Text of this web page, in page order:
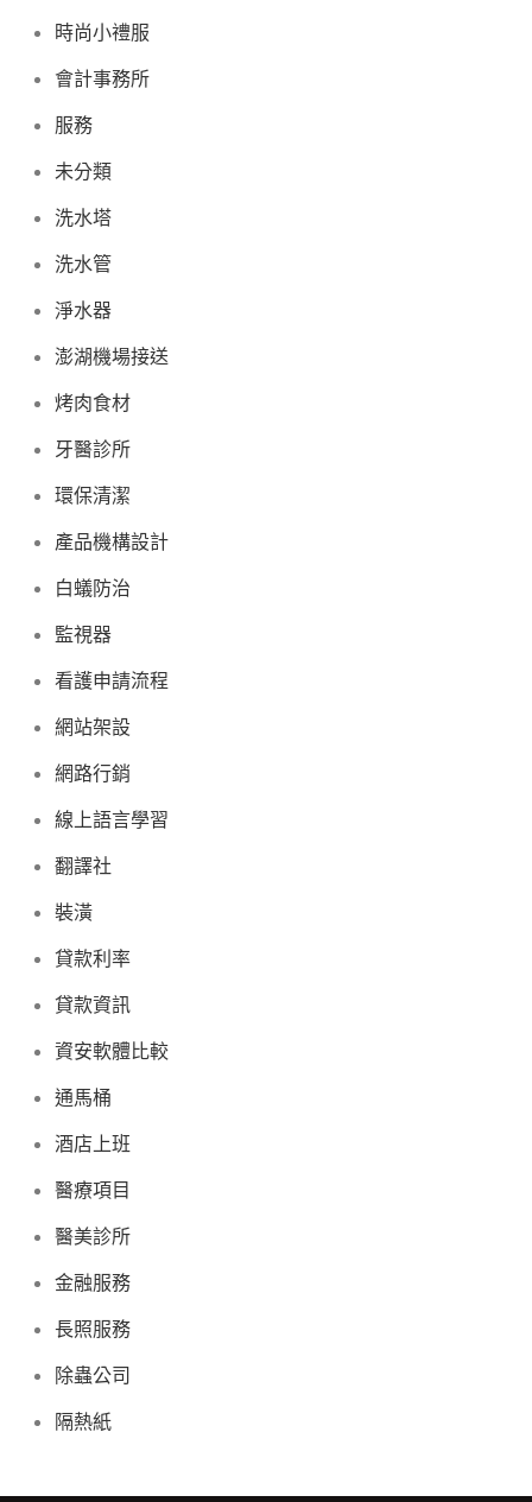
時尚小禮服
會計事務所
服務
未分類
洗水塔
洗水管
淨水器
澎湖機場接送
烤肉食材
牙醫診所
環保清潔
產品機構設計
白蟻防治
監視器
看護申請流程
網站架設
網路行銷
線上語言學習
翻譯社
裝潢
貸款利率
貸款資訊
資安軟體比較
通馬桶
酒店上班
醫療項目
醫美診所
金融服務
長照服務
除蟲公司
隔熱紙